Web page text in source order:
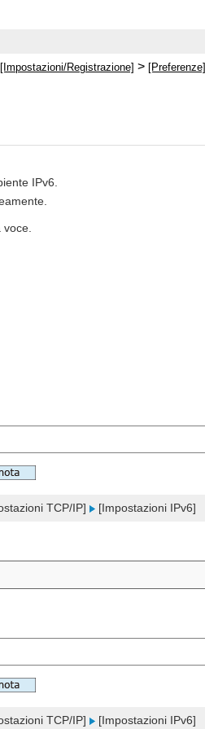
Registrazione] > [Preferenze]
IPv6.
TCP/IP] [Impostazioni IPv6]
TCP/IP] [Impostazioni IPv6]